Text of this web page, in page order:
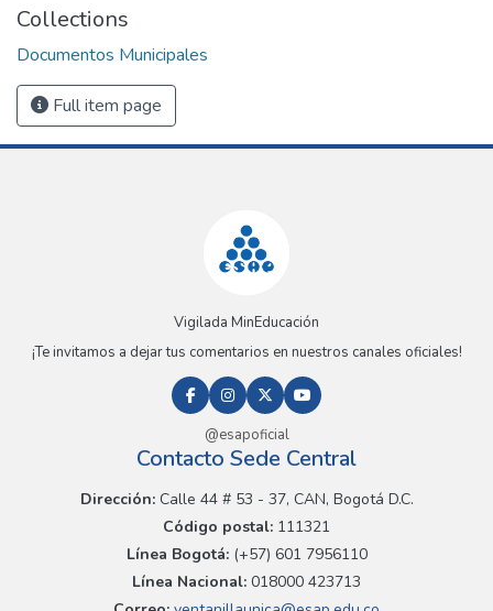
Collections
Documentos Municipales
Full item page
Vigilada MinEducación
¡Te invitamos a dejar tus comentarios en nuestros canales oficiales!
@esapoficial
Contacto Sede Central
Dirección:Calle 44 # 53 - 37, CAN, Bogotá D.C.
Código postal: 111321
Línea Bogotá:(+57) 601 7956110
Línea Nacional: 018000 423713